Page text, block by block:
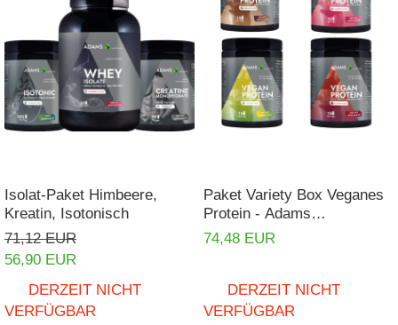
Isolat-Paket Himbeere,
Kreatin, Isotonisch
71,12 EUR
56,90 EUR
DERZEIT NICHT
VERFÜGBAR
Paket Variety Box Veganes
Protein - Adams
Supplements
74,48 EUR
DERZEIT NICHT
VERFÜGBAR